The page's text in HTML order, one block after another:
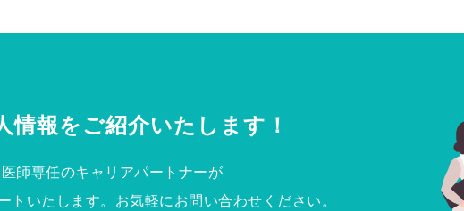
情報をご紹介いたします！
師専任のキャリアパートナーが
トいたします。お気軽にお問い合わせください。